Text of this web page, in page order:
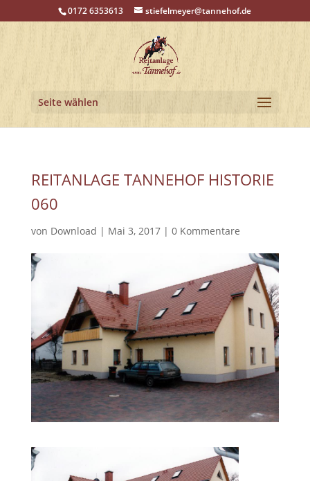
0172 6353613 stiefelmeyer@tannehof.de
Seite wählen
REITANLAGE TANNEHOF HISTORIE
060
von Download | Mai 3, 2017| 0 Kommentare